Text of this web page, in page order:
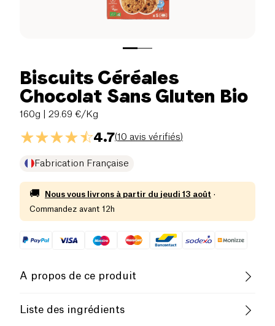
Biscuits Céréales
Chocolat Sans Gluten Bio
160g | 29.69 €/Kg
4.7(10 avis vérifiés)
Fabrication Française
🚚 Nous vous livrons à partir du jeudi 13 août ·
Commandez avant 12h
A propos de ce produit
Sans gluten (ingrédients)
Liste des ingrédients